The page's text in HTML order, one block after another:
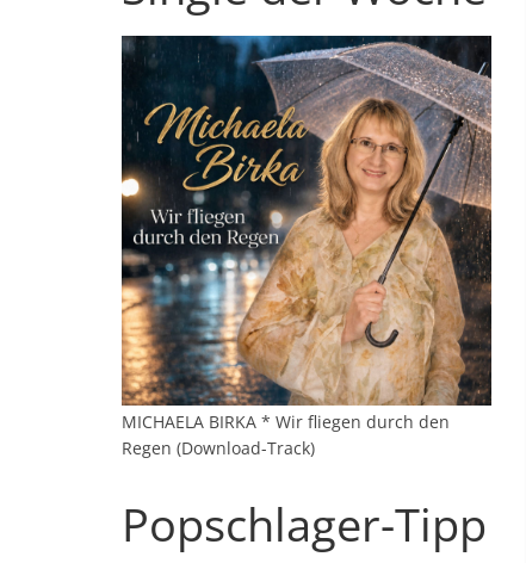
MICHAELA BIRKA * Wir fliegen durch den
Regen (Download-Track)
Popschlager-Tipp